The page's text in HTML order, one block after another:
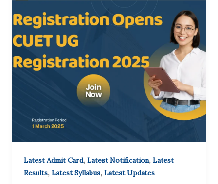
Latest Admit Card, Latest Notification, Latest
Results, Latest Syllabus, Latest Updates